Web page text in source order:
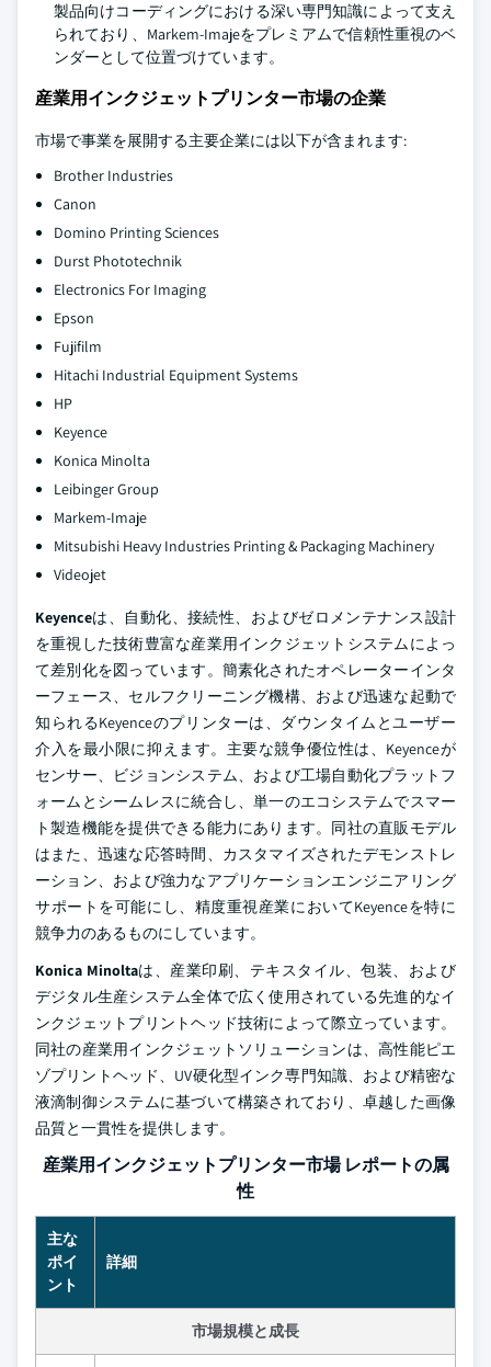
製品向けコーディングにおける深い専門知識によって支え
られており、Markem-Imajeをプレミアムで信頼性重視のベ
ンダーとして位置づけています。
産業用インクジェットプリンター市場の企業
市場で事業を展開する主要企業には以下が含まれます:
Brother Industries
Canon
Domino Printing Sciences
Durst Phototechnik
Electronics For Imaging
Epson
Fujifilm
Hitachi Industrial Equipment Systems
HP
Keyence
Konica Minolta
Leibinger Group
Markem-Imaje
Mitsubishi Heavy Industries Printing & Packaging Machinery
Videojet
Keyenceは、自動化、接続性、およびゼロメンテナンス設計
を重視した技術豊富な産業用インクジェットシステムによっ
て差別化を図っています。簡素化されたオペレーターインタ
ーフェース、セルフクリーニング機構、および迅速な起動で
知られるKeyenceのプリンターは、ダウンタイムとユーザー
介入を最小限に抑えます。主要な競争優位性は、Keyenceが
センサー、ビジョンシステム、および工場自動化プラットフ
ォームとシームレスに統合し、単一のエコシステムでスマー
ト製造機能を提供できる能力にあります。同社の直販モデル
はまた、迅速な応答時間、カスタマイズされたデモンストレ
ーション、および強力なアプリケーションエンジニアリング
サポートを可能にし、精度重視産業においてKeyenceを特に
競争力のあるものにしています。
Konica Minoltaは、産業印刷、テキスタイル、包装、および
デジタル生産システム全体で広く使用されている先進的なイ
ンクジェットプリントヘッド技術によって際立っています。
同社の産業用インクジェットソリューションは、高性能ピエ
ゾプリントヘッド、UV硬化型インク専門知識、および精密な
液滴制御システムに基づいて構築されており、卓越した画像
品質と一貫性を提供します。
産業用インクジェットプリンター市場 レポートの属
性
主な
ポイ
ント
詳細
市場規模と成長